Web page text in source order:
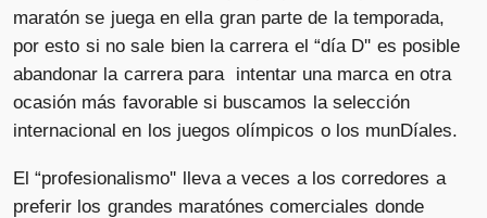
maratón se juega en ella gran parte de la temporada,
por esto si no sale bien la carrera el “día D'' es posible
abandonar la carrera para intentar una marca en otra
ocasión más favorable si buscamos la selección
internacional en los juegos olímpicos o los munDíales.
El “profesionalismo'' lleva a veces a los corredores a
preferir los grandes maratónes comerciales donde